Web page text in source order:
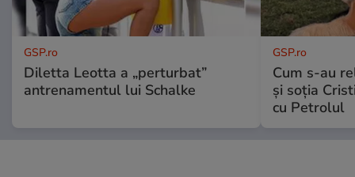
GSP.ro
Diletta Leotta a „perturbat”
antrenamentul lui Schalke
GSP.ro
Cum s-au
și soția
cu Petrolul